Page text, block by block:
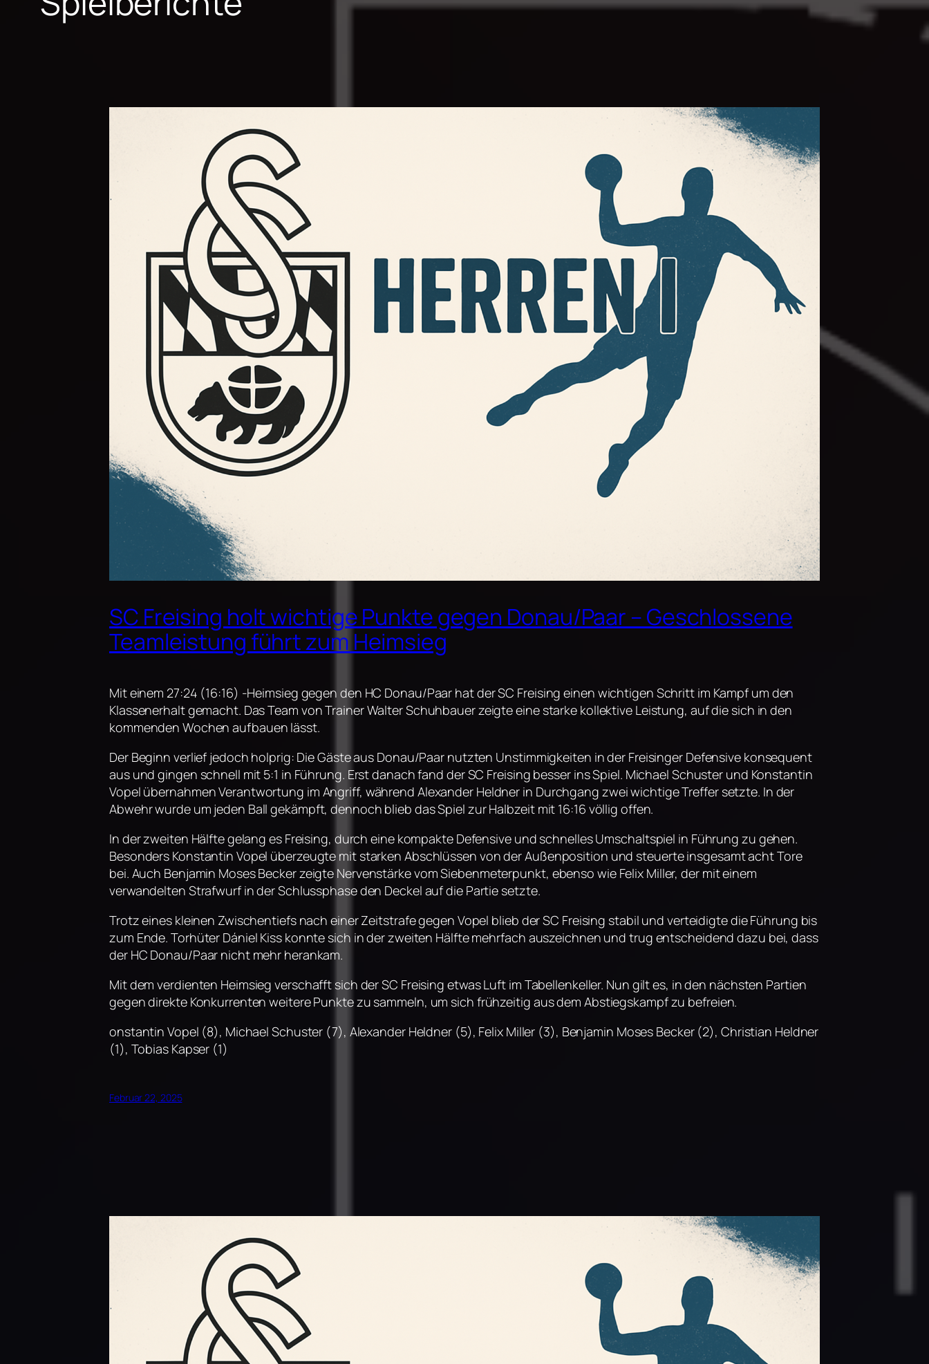
SC Freising holt wichtige Punkte gegen Donau/Paar – Geschlossene
Teamleistung führt zum Heimsieg
Mit einem 27:24 (16:16) -Heimsieg gegen den HC Donau/Paar hat der SC Freising einen wichtigen Schritt im Kampf um den
Klassenerhalt gemacht. Das Team von Trainer Walter Schuhbauer zeigte eine starke kollektive Leistung, auf die sich in den
kommenden Wochen aufbauen lässt.
Der Beginn verlief jedoch holprig: Die Gäste aus Donau/Paar nutzten Unstimmigkeiten in der Freisinger Defensive konsequent
aus und gingen schnell mit 5:1 in Führung. Erst danach fand der SC Freising besser ins Spiel. Michael Schuster und Konstantin
Vopel übernahmen Verantwortung im Angriff, während Alexander Heldner in Durchgang zwei wichtige Treffer setzte. In der
Abwehr wurde um jeden Ball gekämpft, dennoch blieb das Spiel zur Halbzeit mit 16:16 völlig offen.
In der zweiten Hälfte gelang es Freising, durch eine kompakte Defensive und schnelles Umschaltspiel in Führung zu gehen.
Besonders Konstantin Vopel überzeugte mit starken Abschlüssen von der Außenposition und steuerte insgesamt acht Tore
bei. Auch Benjamin Moses Becker zeigte Nervenstärke vom Siebenmeterpunkt, ebenso wie Felix Miller, der mit einem
verwandelten Strafwurf in der Schlussphase den Deckel auf die Partie setzte.
Trotz eines kleinen Zwischentiefs nach einer Zeitstrafe gegen Vopel blieb der SC Freising stabil und verteidigte die Führung bis
zum Ende. Torhüter Dániel Kiss konnte sich in der zweiten Hälfte mehrfach auszeichnen und trug entscheidend dazu bei, dass
der HC Donau/Paar nicht mehr herankam.
Mit dem verdienten Heimsieg verschafft sich der SC Freising etwas Luft im Tabellenkeller. Nun gilt es, in den nächsten Partien
gegen direkte Konkurrenten weitere Punkte zu sammeln, um sich frühzeitig aus dem Abstiegskampf zu befreien.
onstantin Vopel (8), Michael Schuster (7), Alexander Heldner (5), Felix Miller (3), Benjamin Moses Becker (2), Christian Heldner
(1), Tobias Kapser (1)​
Februar 22, 2025